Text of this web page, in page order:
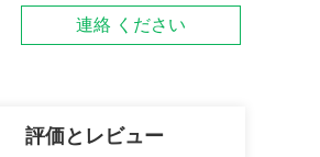
連絡 ください
評価とレビュー